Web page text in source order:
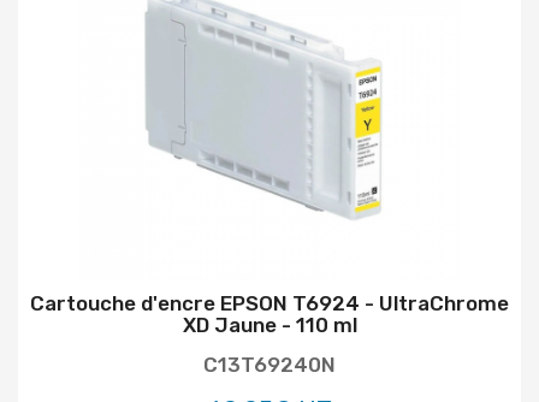
Cartouche d'encre EPSON T6924 - UltraChrome
XD Jaune - 110 ml
C13T69240N